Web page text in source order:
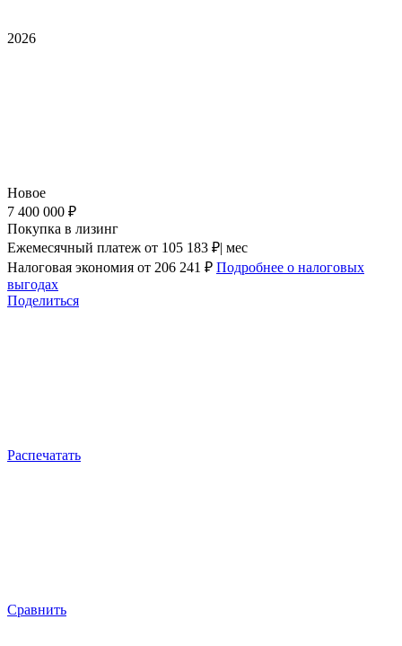
2026
Новое
7 400 000 ₽
Покупка в лизинг
Ежемесячный платеж от 105 183 ₽| мес
Налоговая экономия от 206 241 ₽ Подробнее о налоговых
выгодах
Поделиться
Распечатать
Сравнить